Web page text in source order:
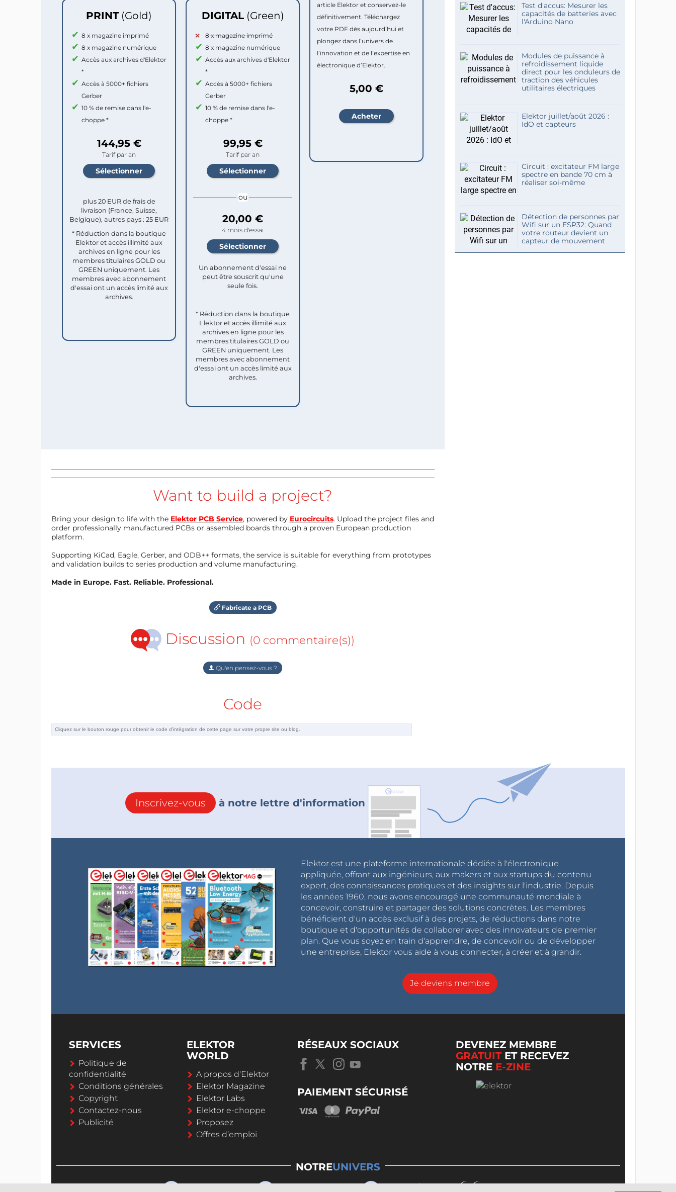
PRINT (Gold)
8 x magazine imprimé
8 x magazine numérique
Accès aux archives d'Elektor
*
Accès à 5000+ fichiers
Gerber
10 % de remise dans l'e-
choppe *
144,95 €
Tarif par an
plus 20 EUR de frais de
livraison (France, Suisse,
Belgique), autres pays : 25 EUR
* Réduction dans la boutique
Elektor et accès illimité aux
archives en ligne pour les
membres titulaires GOLD ou
GREEN uniquement. Les
membres avec abonnement
d'essai ont un accès limité aux
archives.
DIGITAL (Green)
8 x magazine imprimé
8 x magazine numérique
Accès aux archives d'Elektor
*
Accès à 5000+ fichiers
Gerber
10 % de remise dans l'e-
choppe *
99,95 €
Tarif par an
ou
20,00 €
4 mois d'essai
Un abonnement d'essai ne
peut être souscrit qu'une
seule fois.​
* Réduction dans la boutique
Elektor et accès illimité aux
archives en ligne pour les
membres titulaires GOLD ou
GREEN uniquement. Les
membres avec abonnement
d'essai ont un accès limité aux
archives.
article Elektor et conservez-le
définitivement. Téléchargez
votre PDF dès aujourd’hui et
plongez dans l’univers de
l’innovation et de l’expertise en
électronique d’Elektor.
5,00 €
Want to build a project?
Bring your design to life with the Elektor PCB Service, powered by Eurocircuits. Upload the project files and
order professionally manufactured PCBs or assembled boards through a proven European production
platform.
Supporting KiCad, Eagle, Gerber, and ODB++ formats, the service is suitable for everything from prototypes
and validation builds to series production and volume manufacturing.
Made in Europe. Fast. Reliable. Professional.
Fabricate a PCB
Discussion (0 commentaire(s))
Qu'en pensez-vous ?
Code
Test d'accus: Mesurer les
capacités de batteries avec
l'Arduino Nano
Modules de puissance à
refroidissement liquide
direct pour les onduleurs de
traction des véhicules
utilitaires électriques
Elektor juillet/août 2026 :
IdO et capteurs
Circuit : excitateur FM large
spectre en bande 70 cm à
réaliser soi-même
Détection de personnes par
Wifi sur un ESP32: Quand
votre routeur devient un
capteur de mouvement
Inscrivez-vous à notre lettre d'information
Elektor est une plateforme internationale dédiée à l'électronique
appliquée, offrant aux ingénieurs, aux makers et aux startups du contenu
expert, des connaissances pratiques et des insights sur l'industrie. Depuis
les années 1960, nous avons encouragé une communauté mondiale à
concevoir, construire et partager des solutions concrètes. Les membres
bénéficient d'un accès exclusif à des projets, de réductions dans notre
boutique et d'opportunités de collaborer avec des innovateurs de premier
plan. Que vous soyez en train d'apprendre, de concevoir ou de développer
une entreprise, Elektor vous aide à vous connecter, à créer et à grandir.
Je deviens membre
SERVICES
Politique de
confidentialité
Conditions générales
Copyright
Contactez-nous
Publicité
ELEKTOR
WORLD
A propos d'Elektor
Elektor Magazine
Elektor Labs
Elektor e-choppe
Proposez
Offres d’emploi
RÉSEAUX SOCIAUX
PAIEMENT SÉCURISÉ
DEVENEZ MEMBRE
GRATUITET RECEVEZ
NOTRE E-ZINE
NOTREUNIVERS